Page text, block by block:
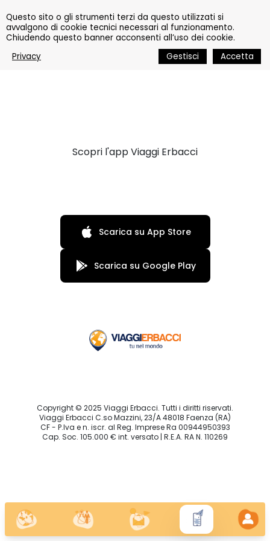
Questo sito o gli strumenti terzi da questo utilizzati si
avvalgono di cookie tecnici necessari al funzionamento.
Chiudendo questo banner acconsenti all’uso dei cookie.
Privacy
Gestisci Accetta
L'App Viaggi Erbacci
Scopri l'app Viaggi Erbacci
Scarica su App Store
Scarica su Google Play
Copyright © 2025 Viaggi Erbacci. Tutti i diritti riservati.
Viaggi Erbacci C.so Mazzini, 23/A 48018 Faenza (RA)
CF - P.Iva e n. iscr. al Reg. Imprese Ra 00944950393
Cap. Soc. 105.000 € int. versato | R.E.A. RA N. 110269